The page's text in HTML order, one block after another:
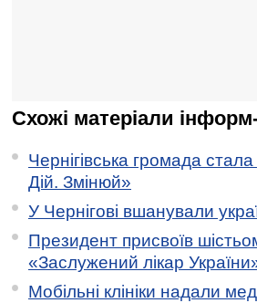
Схожі матеріали інформ-
Чернігівська громада
Дій. Змінюй»
У Чернігові вшанували
Президент присвоїв
«Заслужений лікар
Мобільні клініки надали